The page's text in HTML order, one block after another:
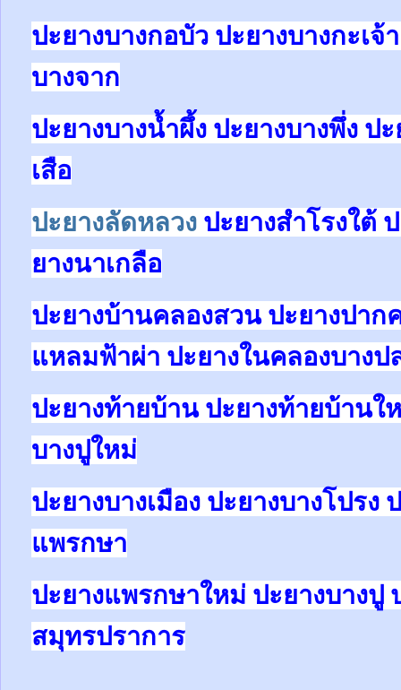
ปะยางบางกอบัว ปะยางบางกะเจ้
บางจาก
ปะยางบางน้ำผึ้ง ปะยางบางพึ่ง ป
เสือ
ปะยางลัดหลวง ปะยางสำโรงใต้
ยางนาเกลือ
ปะยางบ้านคลองสวน ปะยางปาก
แหลมฟ้าผ่า ปะยางในคลองบางป
ปะยางท้ายบ้าน ปะยางท้ายบ้านใ
บางปูใหม่
ปะยางบางเมือง ปะยางบางโปรง
แพรกษา
ปะยางแพรกษาใหม่ ปะยางบางปู
สมุทรปราการ